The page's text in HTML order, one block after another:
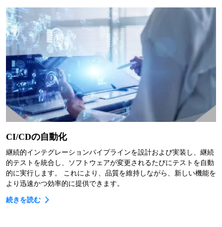
CI/CDの自動化
継続的インテグレーションパイプラインを設計および実装し、継続
的テストを統合し、ソフトウェアが変更されるたびにテストを自動
的に実行します。 これにより、品質を維持しながら、新しい機能を
より迅速かつ効率的に提供できます。
続きを読む